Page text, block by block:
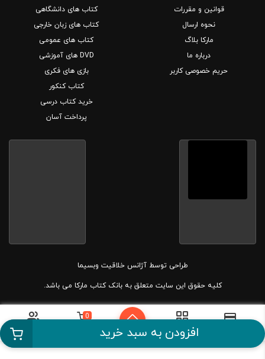
افزودن به سبد خرید
قوانین و مقررات
نحوه ارسال
مارکا بلاگ
درباره ما
حریم خصوصی کاربر
کتاب های دانشگاهی
کتاب های زبان خارجی
کتاب های عمومی
DVD های آموزشی
بازی های فکری
کتاب کنکور
خرید کتاب درسی
پرداخت آسان
طراحی توسطآژانس خلاقیت وبسیما
کلیه حقوق این سایت متعلق به بانک کتاب مارکا می باشد.
دسته بندی
0
حساب کاربری